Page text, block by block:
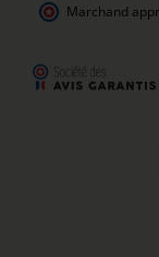
Marchand